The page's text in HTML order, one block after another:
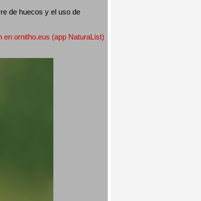
de huecos y el uso de
en ornitho.eus (app NaturaList)